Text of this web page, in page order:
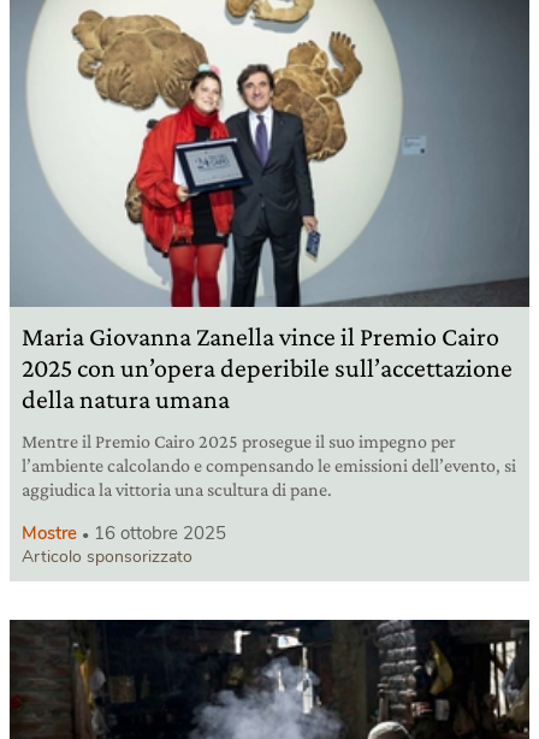
Maria Giovanna Zanella vince il Premio Cairo
2025 con un’opera deperibile sull’accettazione
della natura umana
Mentre il Premio Cairo 2025 prosegue il suo impegno per
l’ambiente calcolando e compensando le emissioni dell’evento, si
aggiudica la vittoria una scultura di pane.
Mostre 16 ottobre 2025
Articolo sponsorizzato